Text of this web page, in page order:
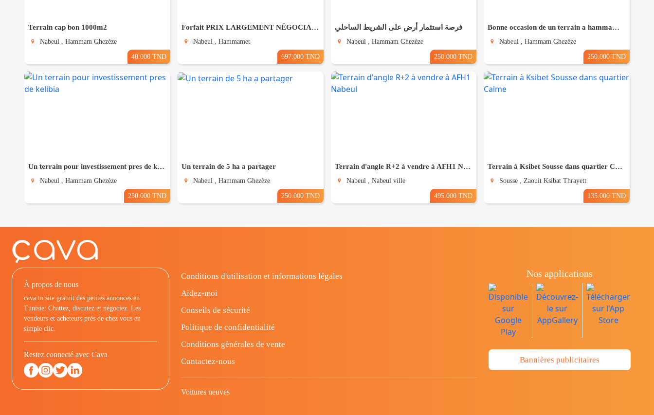
Terrain cap bon 1000m2
Nabeul , Hammam Ghezèze
40.000 TND
Forfait PRIX LARGEMENT NÉGOCIABLE Terrain de 8200m² entièrement clôturé à HAMMAMET
Nabeul , Hammamet
697.000 TND
فرصة استثمار أرض على الشريط الساحلي
Nabeul , Hammam Ghezèze
250.000 TND
Bonne occasion de un terrain a hammam leghzaz
Nabeul , Hammam Ghezèze
250.000 TND
Un terrain pour investissement pres de kelibia
Nabeul , Hammam Ghezèze
250.000 TND
Un terrain de 5 ha a partager
Nabeul , Hammam Ghezèze
250.000 TND
Terrain d'angle R+2 à vendre à AFH1 Nabeul
Nabeul , Nabeul ville
495.000 TND
Terrain à Ksibet Sousse dans quartier Calme
Sousse , Zaouit Ksibat Thrayett
135.000 TND
À propos de nous
cava.tn site gratuit des petites annonces en
Tunisie: Chattez, discutez et négociez. Les
vendeurs et acheteurs prés de chez vous en
simple clic.
Restez connecté avec Cava
Conditions d'utilisation et informations légales
Aidez-moi
Conseils de sécurité
Politique de confidentialité
Conditions générales de vente
Contactez-nous
Voitures neuves
Nos applications
Bannières publicitaires